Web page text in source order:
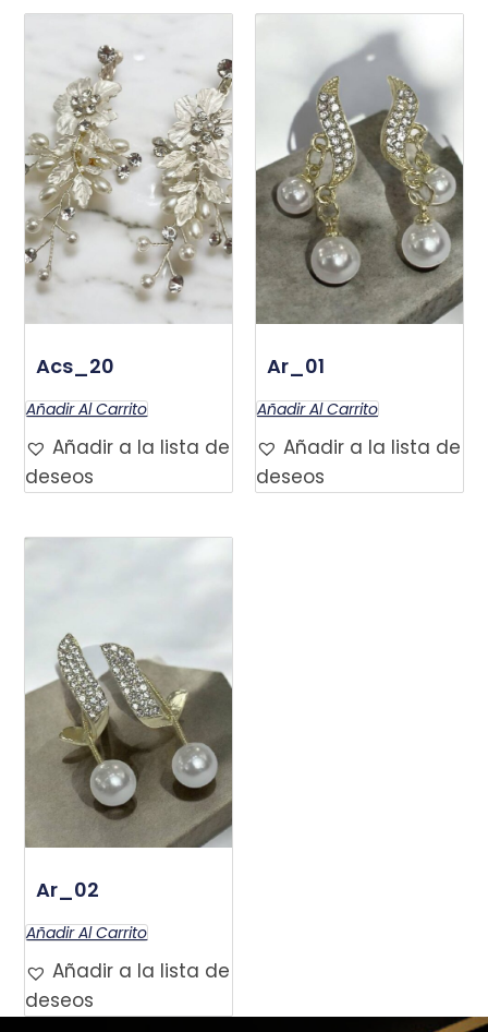
Acs_20
Añadir Al Carrito
Añadir a la lista de
deseos
Ar_01
Añadir Al Carrito
Añadir a la lista de
deseos
Ar_02
Añadir Al Carrito
Añadir a la lista de
deseos